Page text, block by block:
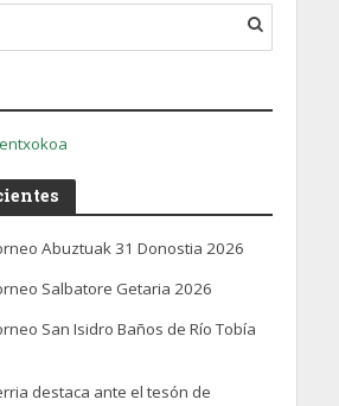
Abuztuak 31 Donostia 2026
Salbatore Getaria 2026
San Isidro Baños de Río Tobía
destaca ante el tesón de